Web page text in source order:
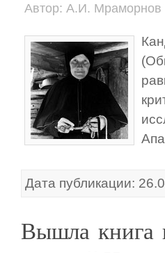
Автор: А.И. Мраморнов
Дата публикации:
Вышла книга